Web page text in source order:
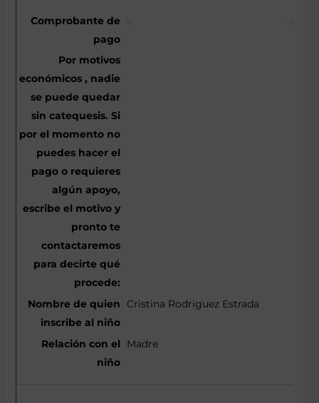
Cristina Rodriguez Estrada
Madre